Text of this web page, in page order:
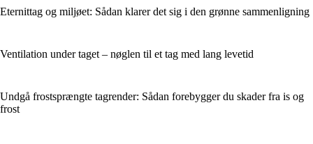
Eternittag og miljøet: Sådan klarer det sig i den grønne sammenligning
Ventilation under taget – nøglen til et tag med lang levetid
Undgå frostsprængte tagrender: Sådan forebygger du skader fra is og
frost